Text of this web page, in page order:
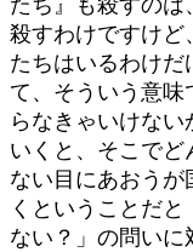
殺すわけですけど
たちはいるわけだ
て、そういう意味
らなきゃいけな
いくと、そこで
ない目にあおうが
くということだ
ない？」の問いに